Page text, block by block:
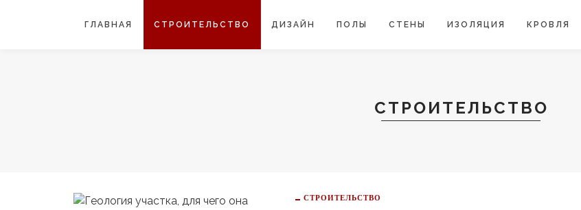
ГЛАВНАЯ СТРОИТЕЛЬСТВО ДИЗАЙН ПОЛЫ СТЕНЫ ИЗОЛЯЦИЯ КРОВЛЯ
СТРОИТЕЛЬСТВО
СТРОИТЕЛЬСТВО